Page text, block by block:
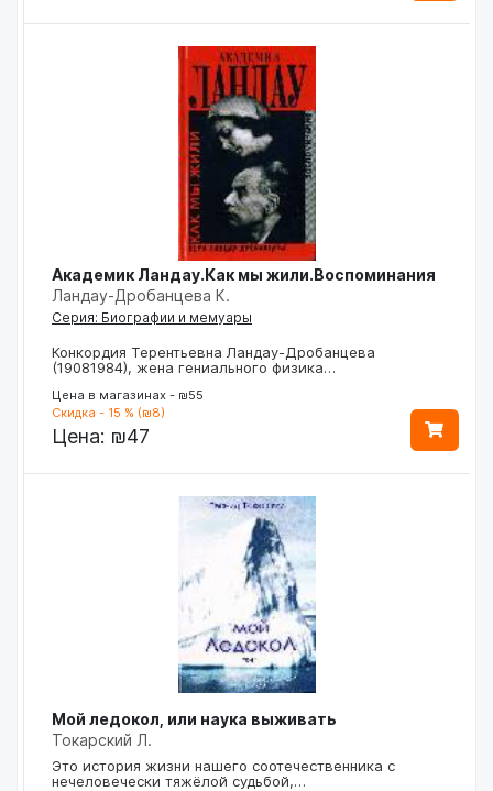
Академик Ландау.Как мы жили.Воспоминания
Ландау-Дробанцева К.
Серия: Биографии и мемуары
Конкордия Терентьевна Ландау-Дробанцева
(19081984), жена гениального физика…
Цена в магазинах - ₪55
Скидка - 15 % (₪8)
Цена: ₪47
Мой ледокол, или наука выживать
Токарский Л.
Это история жизни нашего соотечественника с
нечеловечески тяжёлой судьбой,…